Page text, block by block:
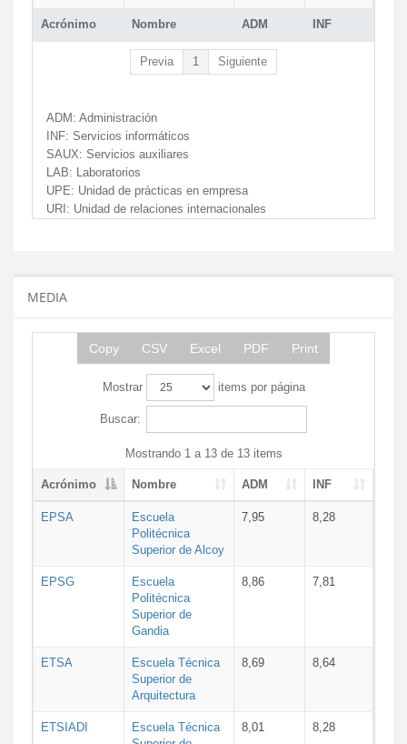
Acrónimo Nombre ADM INF
Previa 1 Siguiente
ADM: Administración
INF: Servicios informáticos
SAUX: Servicios auxiliares
LAB: Laboratorios
UPE: Unidad de prácticas en empresa
URI: Unidad de relaciones internacionales
MEDIA
Copy CSV Excel PDF Print
Mostrar items por página
Buscar:
Mostrando 1 a 13 de 13 items
Acrónimo Nombre ADM INF
EPSA
Escuela
Politécnica
Superior de Alcoy
7,95 8,28
EPSG
Escuela
Politécnica
Superior de
Gandia
8,86 7,81
ETSA
Escuela Técnica
Superior de
Arquitectura
8,69 8,64
ETSIADI
Escuela Técnica
8,01 8,28